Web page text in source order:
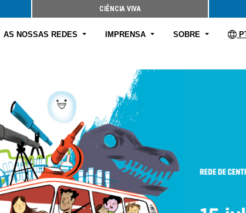
CIÊNCIA VIVA
AS NOSSAS REDES IMPRENSA SOBRE